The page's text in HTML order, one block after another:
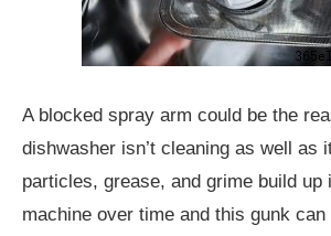
A blocked spray arm could be the
dishwasher isn’t cleaning as well as
particles, grease, and grime build up
machine over time and this gunk can